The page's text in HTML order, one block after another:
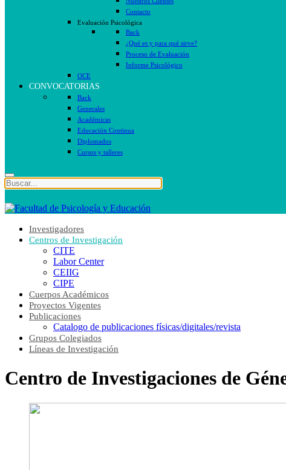
Contacto
Evaluación Psicológica
Back
¿Qué es y para qué sirve?
Proceso de Evaluación
Informe Psicológico
OCE
CONVOCATORIAS
Back
Generales
Académicas
Educación Continua
Diplomados
Cursos y talleres
Investigadores
Centros de Investigación
CITE
Labor Center
CEIIG
CIPE
Cuerpos Académicos
Proyectos Vigentes
Publicaciones
Catalogo de publicaciones físicas/digitales/revista
Grupos Colegiados
Líneas de Investigación
Centro de Investigaciones de